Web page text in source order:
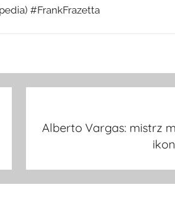
#FrankFrazetta
Alberto Vargas: mistrz